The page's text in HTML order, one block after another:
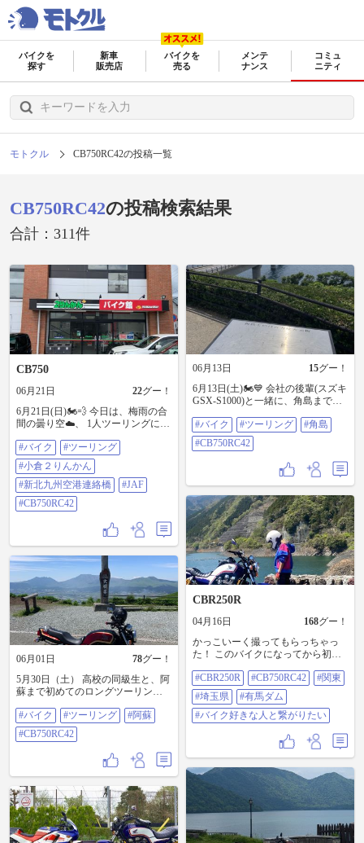
バイクを
探す
新車
販売店
バイクを
売る
メンテ
ナンス
コミュ
ニティ
モトクル CB750RC42の投稿一覧
CB750RC42の投稿検索結果
合計：311件
CB750
06月21日 22グー！
6月21日(日)🏍💨 今日は、梅雨の合
間の曇り空☁️、 1人ツーリングに行
➡︎ 新北九州空港連絡橋🌉 ➡︎ 新北九
州空港✈️ ➡︎ 足立公園展望広場🌿 ➡︎
八幡東区昭和交番前交差点にて不
調のため、JAFを呼ぶ羽目に…🚨🔧
最悪の一日になってしまいました
😭💦 #バイク #ツーリング #小倉２
りんかん #新北九州空港連絡橋
#バイク
#ツーリング
#小倉２りんかん
#新北九州空港連絡橋
#JAF
#CB750RC42
06月13日 15グー！
6月13日(土)🏍💙 会社の後輩(スズキ
GSX-S1000)と一緒に、角島までツ
にも恵まれて、海の青さが本当に
綺麗で、最高の一日になりました
🌊☀️ お昼は「瓦そばたかせ 角島岬
かな〜☺️🛣️ #バイク #ツーリング #
角島 #CB750RC42
#バイク #ツーリング
#角島
#CB750RC42
06月01日 78グー！
5月30日（土） 高校の同級生と、阿
蘇まで初めてのロングツーリング
広がる阿蘇の緑が本当に最高でし
た🌿 また絶対に行きたいですね❗️ #
バイク #ツーリング #阿蘇
#バイク #ツーリング
#阿蘇
#CB750RC42
CBR250R
04月16日 168グー！
かっこいーく撮ってもらっちゃっ
た！ このバイクになってから初有
ししてきます） #cbr250r
#CB750RC42 #関東 #埼玉県 #有馬ダ
ム #バイク好きな人と繋がりたい
#CBR250R #CB750RC42
#関東
#埼玉県
#有馬ダム
#バイク好きな人と繋がりたい